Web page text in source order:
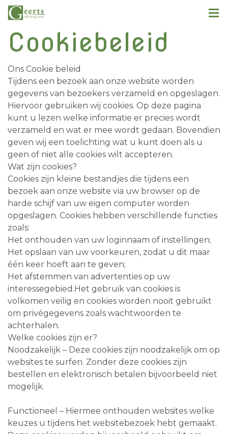
Cookiebeleid
Ons Cookie beleid
Tijdens een bezoek aan onze website worden
gegevens van bezoekers verzameld en opgeslagen.
Hiervoor gebruiken wij cookies. Op deze pagina
kunt u lezen welke informatie er precies wordt
verzameld en wat er mee wordt gedaan. Bovendien
geven wij een toelichting wat u kunt doen als u
geen of niet alle cookies wilt accepteren.
Wat zijn cookies?
Cookies zijn kleine bestandjes die tijdens een
bezoek aan onze website via uw browser op de
harde schijf van uw eigen computer worden
opgeslagen. Cookies hebben verschillende functies
zoals:
Het onthouden van uw loginnaam of instellingen;
Het opslaan van uw voorkeuren, zodat u dit maar
één keer hoeft aan te geven;
Het afstemmen van advertenties op uw
interessegebied.Het gebruik van cookies is
volkomen veilig en cookies worden nooit gebruikt
om privégegevens zoals wachtwoorden te
achterhalen.
Welke cookies zijn er?
Noodzakelijk – Deze cookies zijn noodzakelijk om op
websites te surfen. Zonder deze cookies zijn
bestellen en elektronisch betalen bijvoorbeeld niet
mogelijk.
Functioneel – Hiermee onthouden websites welke
keuzes u tijdens het websitebezoek hebt gemaakt.